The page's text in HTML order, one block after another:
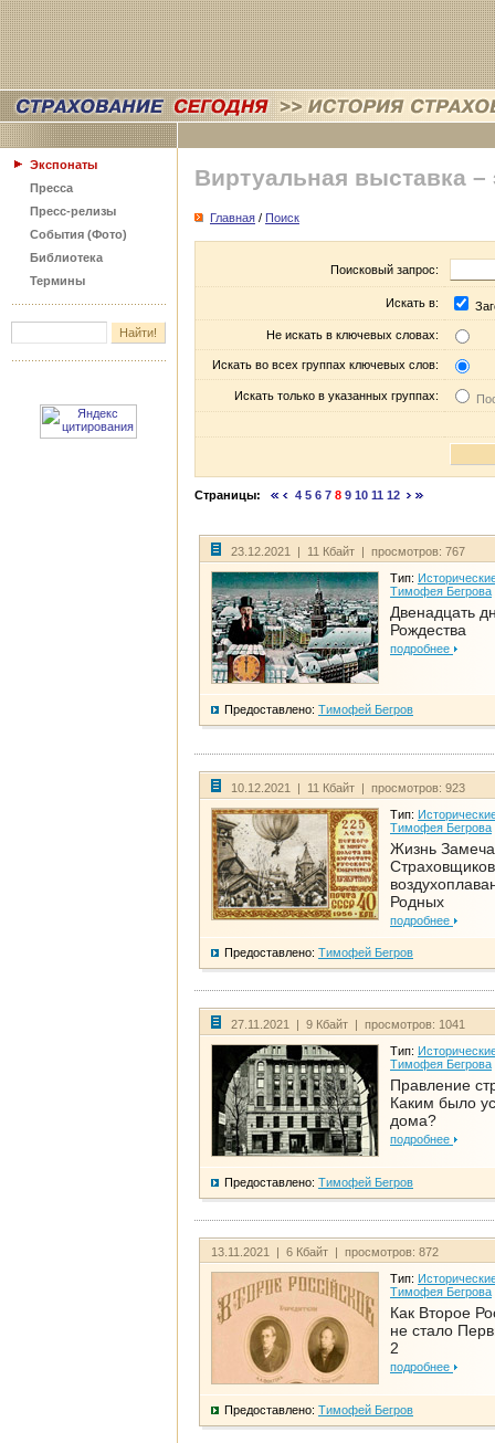
Экспонаты
Пресса
Пресс-релизы
События (Фото)
Библиотека
Термины
Виртуальная выставка –
Главная / Поиск
Поисковый запрос:
Искать в:
Не искать в ключевых словах:
Искать во всех группах ключевых слов:
Искать только в указанных группах:
Страницы: 4 5 6 7 8 9 10 11 12
23.12.2021 | 11 Кбайт | просмотров: 767
Тип:
Тимофея Бегрова
Двенадцать
Рождества
подробнее
Предоставлено: Тимофей Бегров
10.12.2021 | 11 Кбайт | просмотров: 923
Тип:
Тимофея Бегрова
Жизнь
Родных
подробнее
Предоставлено: Тимофей Бегров
27.11.2021 | 9 Кбайт | просмотров: 1041
Тип:
Тимофея Бегрова
Правление
Каким было
дома?
подробнее
Предоставлено: Тимофей Бегров
13.11.2021 | 6 Кбайт | просмотров: 872
Тип:
Тимофея Бегрова
Как Второе
не стало
2
подробнее
Предоставлено: Тимофей Бегров